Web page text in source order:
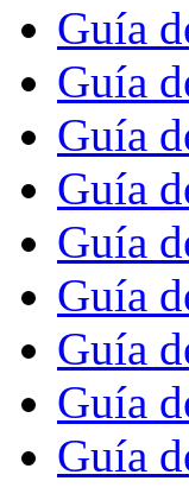
Guía
Guía
Guía
Guía
Guía
Guía
Guía
Guía
Guía